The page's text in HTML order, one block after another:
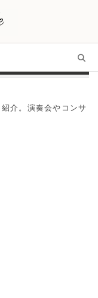
介。演奏会やコンサ